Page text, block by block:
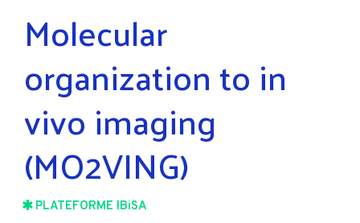
Molecular
organization to in
vivo imaging
(MO2VING)
PLATEFORME IBiSA